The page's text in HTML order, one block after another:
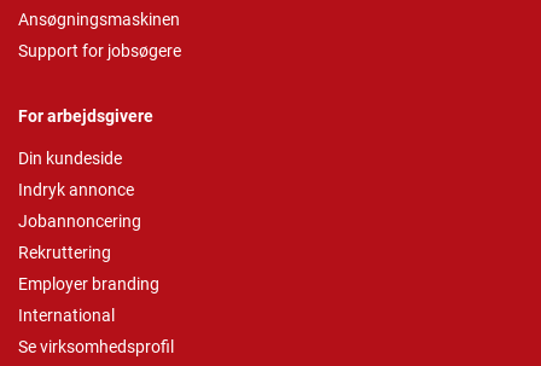
Ansøgningsmaskinen
Support for jobsøgere
For arbejdsgivere
Din kundeside
Indryk annonce
Jobannoncering
Rekruttering
Employer branding
International
Se virksomhedsprofil